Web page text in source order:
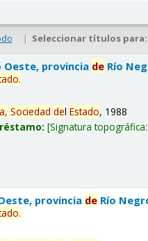
| Seleccionar títulos para:
provincia de Río
.
Sociedad delEstado, 1988
Signatura
provincia de Río
.